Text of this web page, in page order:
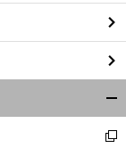
閉
新